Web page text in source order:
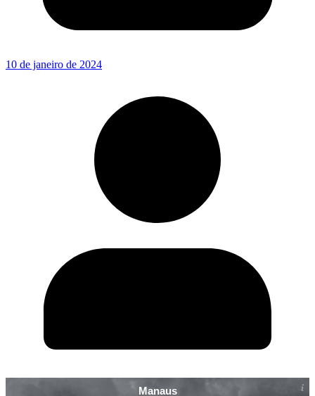
10 de janeiro de 2024
Manaus